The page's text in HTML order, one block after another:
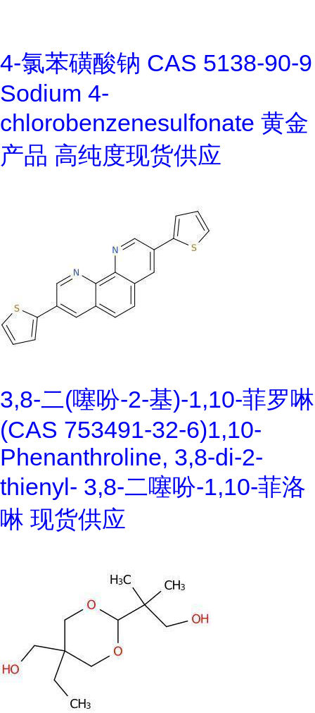
4-氯苯磺酸钠 CAS 5138-90-9
Sodium 4-
chlorobenzenesulfonate 黄金
产品 高纯度现货供应
3,8-二(噻吩-2-基)-1,10-菲罗啉
(CAS 753491-32-6)1,10-
Phenanthroline, 3,8-di-2-
thienyl- 3,8-二噻吩-1,10-菲洛
啉 现货供应